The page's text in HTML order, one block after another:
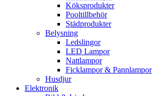
Köksprodukter
Pooltillbehör
Städprodukter
Belysning
Ledslingor
LED Lampor
Nattlampor
Ficklampor & Pannlampor
Husdjur
Elektronik